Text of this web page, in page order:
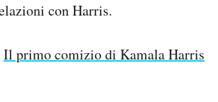
con Harris.
Il primo comizio di Kamala Harris